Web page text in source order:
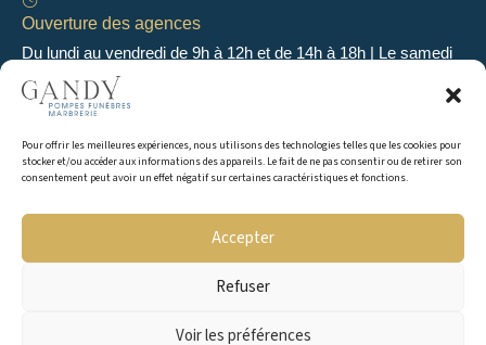
Pour offrir les meilleures expériences, nous utilisons des technologies telles que les cookies pour
stocker et/ou accéder aux informations des appareils. Le fait de ne pas consentir ou de retirer son
consentement peut avoir un effet négatif sur certaines caractéristiques et fonctions.
Accepter
Refuser
Voir les préférences
Ouverture des agences
Du lundi au vendredi de 9h à 12h et de 14h à 18h | Le samedi
de 9h à 12h
Permanence 24h/24 & 7j/7
En dehors des heures d’ouverture, une permanence